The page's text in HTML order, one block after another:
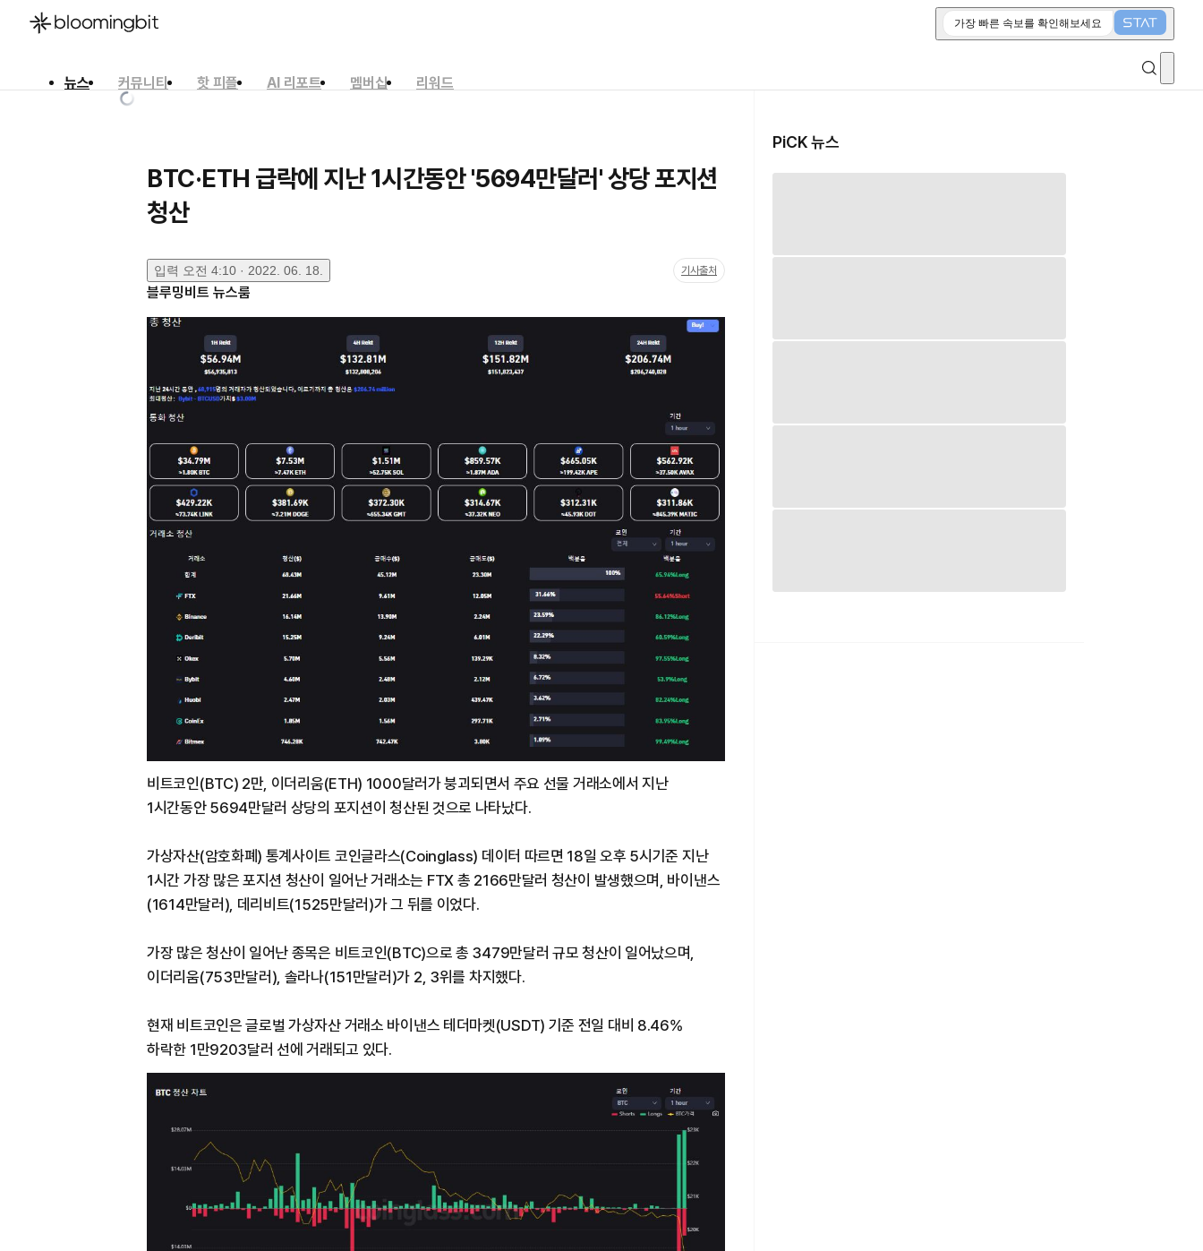
가장 빠른 속보를 확인해보세요
뉴스 커뮤니티 핫 피플 AI 리포트 멤버십
리워드
BTC·ETH 급락에 지난 1시간동안 '5694만달러' 상당 포지션
청산
입력 오전 4:10 · 2022. 06. 18. 기사출처
블루밍비트 뉴스룸
비트코인(BTC) 2만, 이더리움(ETH) 1000달러가 붕괴되면서 주요 선물 거래소에서 지난
1시간동안 5694만달러 상당의 포지션이 청산된 것으로 나타났다.
가상자산(암호화폐) 통계사이트 코인글라스(Coinglass) 데이터 따르면 18일 오후 5시기준 지난
1시간 가장 많은 포지션 청산이 일어난 거래소는 FTX 총 2166만달러 청산이 발생했으며, 바이낸스
(1614만달러), 데리비트(1525만달러)가 그 뒤를 이었다.
가장 많은 청산이 일어난 종목은 비트코인(BTC)으로 총 3479만달러 규모 청산이 일어났으며,
이더리움(753만달러), 솔라나(151만달러)가 2, 3위를 차지했다.
현재 비트코인은 글로벌 가상자산 거래소 바이낸스 테더마켓(USDT) 기준 전일 대비 8.46%
하락한 1만9203달러 선에 거래되고 있다.
PiCK 뉴스